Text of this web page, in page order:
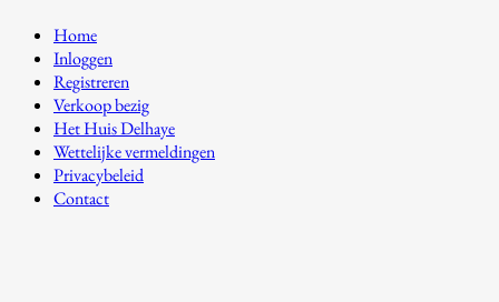
Home
Inloggen
Registreren
Verkoop bezig
Het Huis Delhaye
Wettelijke vermeldingen
Privacybeleid
Contact